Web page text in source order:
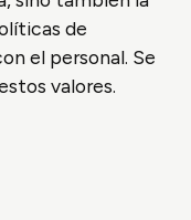
de
el personal. Se
valores.